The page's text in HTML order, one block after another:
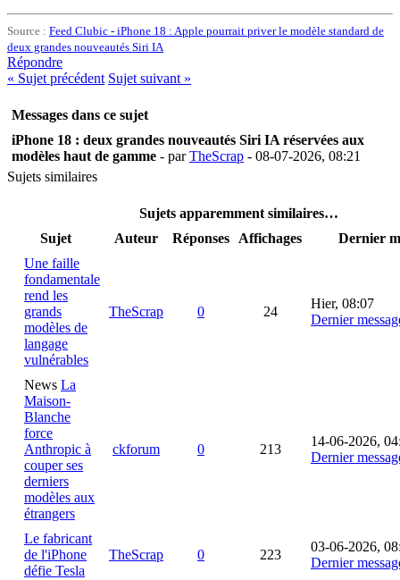
Source : Feed Clubic - iPhone 18 : Apple pourrait priver le modèle standard de
deux grandes nouveautés Siri IA
Répondre
« Sujet précédent Sujet suivant »
Messages dans ce sujet
iPhone 18 : deux grandes nouveautés Siri IA réservées aux
modèles haut de gamme - parTheScrap - 08-07-2026, 08:21
Sujets similaires
Sujets apparemment similaires…
Sujet
Auteur Réponses Affichages
Dernier
Une faille
fondamentale
rend les
grands
modèles de
langage
vulnérables
TheScrap 0 24
Hier, 08:07
Dernier
News La
Maison-
Blanche
force
Anthropic à
couper ses
derniers
modèles aux
étrangers
ckforum 0 213
14-06-2026,
Dernier
Le fabricant
de l'iPhone
défie Tesla
TheScrap 0 223
03-06-2026,
Dernier